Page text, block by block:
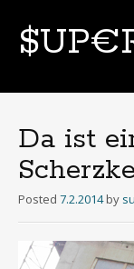
Da ist
Posted 7.2.2014 by